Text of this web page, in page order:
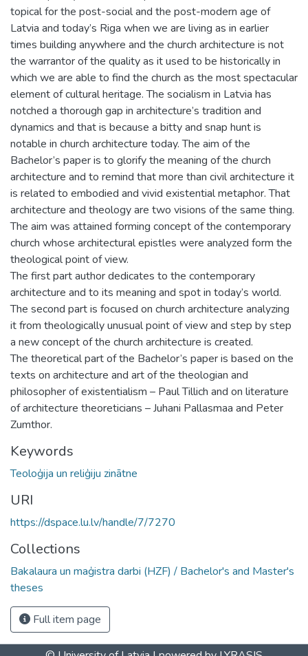
topical for the post-social and the post-modern age of
Latvia and today’s Riga when we are living as in earlier
times building anywhere and the church architecture is not
the warrantor of the quality as it used to be historically in
which we are able to find the church as the most spectacular
element of cultural heritage. The socialism in Latvia has
notched a thorough gap in architecture’s tradition and
dynamics and that is because a bitty and snap hunt is
notable in church architecture today. The aim of the
Bachelor’s paper is to glorify the meaning of the church
architecture and to remind that more than civil architecture it
is related to embodied and vivid existential metaphor. That
architecture and theology are two visions of the same thing.
The aim was attained forming concept of the contemporary
church whose architectural epistles were analyzed form the
theological point of view.
The first part author dedicates to the contemporary
architecture and to its meaning and spot in today’s world.
The second part is focused on church architecture analyzing
it from theologically unusual point of view and step by step
a new concept of the church architecture is created.
The theoretical part of the Bachelor’s paper is based on the
texts on architecture and art of the theologian and
philosopher of existentialism – Paul Tillich and on literature
of architecture theoreticians – Juhani Pallasmaa and Peter
Zumthor.
Keywords
Teoloģija un reliģiju zinātne
URI
https://dspace.lu.lv/handle/7/7270
Collections
Bakalaura un maģistra darbi (HZF) / Bachelor's and Master's
theses
Full item page